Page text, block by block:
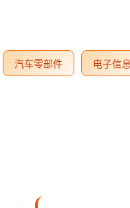
汽车零部件 电子信息